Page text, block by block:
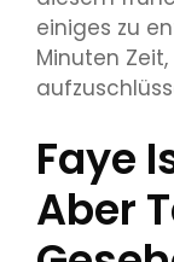
einiges zu
Minuten
Faye
Aber